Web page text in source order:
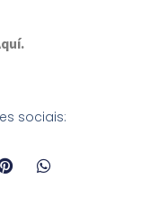
sociais: